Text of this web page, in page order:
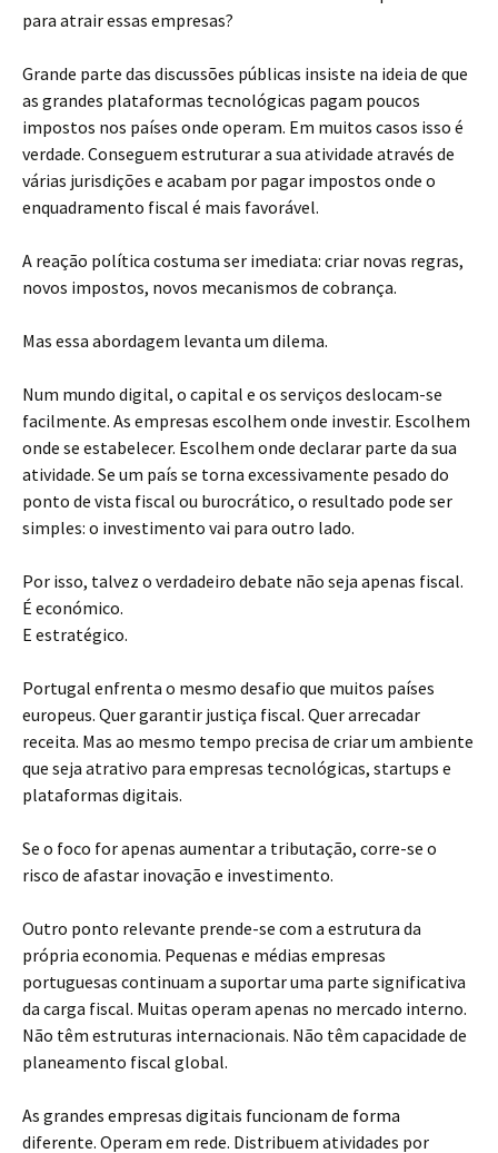
para atrair essas empresas?
Grande parte das discussões públicas insiste na ideia de que
as grandes plataformas tecnológicas pagam poucos
impostos nos países onde operam. Em muitos casos isso é
verdade. Conseguem estruturar a sua atividade através de
várias jurisdições e acabam por pagar impostos onde o
enquadramento fiscal é mais favorável.
A reação política costuma ser imediata: criar novas regras,
novos impostos, novos mecanismos de cobrança.
Mas essa abordagem levanta um dilema.
Num mundo digital, o capital e os serviços deslocam-se
facilmente. As empresas escolhem onde investir. Escolhem
onde se estabelecer. Escolhem onde declarar parte da sua
atividade. Se um país se torna excessivamente pesado do
ponto de vista fiscal ou burocrático, o resultado pode ser
simples: o investimento vai para outro lado.
Por isso, talvez o verdadeiro debate não seja apenas fiscal.
É económico.
E estratégico.
Portugal enfrenta o mesmo desafio que muitos países
europeus. Quer garantir justiça fiscal. Quer arrecadar
receita. Mas ao mesmo tempo precisa de criar um ambiente
que seja atrativo para empresas tecnológicas, startups e
plataformas digitais.
Se o foco for apenas aumentar a tributação, corre-se o
risco de afastar inovação e investimento.
Outro ponto relevante prende-se com a estrutura da
própria economia. Pequenas e médias empresas
portuguesas continuam a suportar uma parte significativa
da carga fiscal. Muitas operam apenas no mercado interno.
Não têm estruturas internacionais. Não têm capacidade de
planeamento fiscal global.
As grandes empresas digitais funcionam de forma
diferente. Operam em rede. Distribuem atividades por